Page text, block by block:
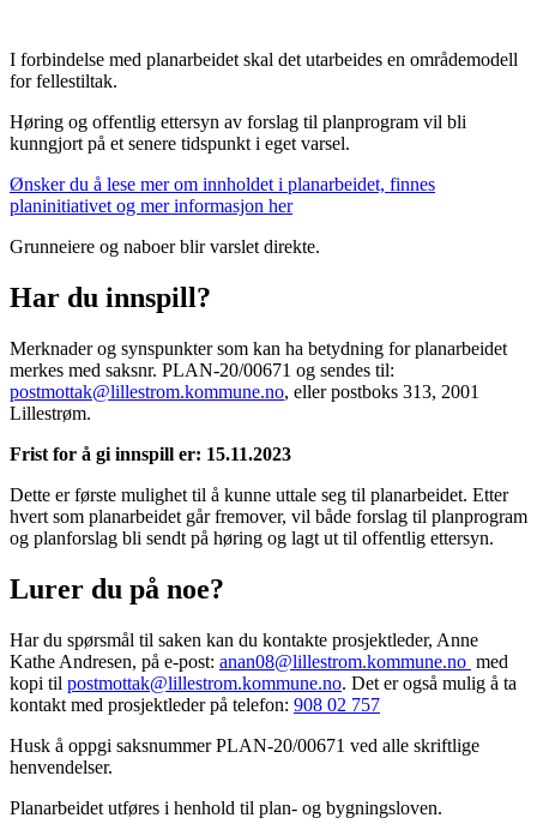
I forbindelse med planarbeidet skal det utarbeides en områdemodell
for fellestiltak.
Høring og offentlig ettersyn av forslag til planprogram vil bli
kunngjort på et senere tidspunkt i eget varsel.
Ønsker du å lese mer om innholdet i planarbeidet, finnes
planinitiativet og mer informasjon her
Grunneiere og naboer blir varslet direkte.
Har du innspill?
Merknader og synspunkter som kan ha betydning for planarbeidet
merkes med saksnr. PLAN-20/00671 og sendes til:
postmottak@lillestrom.kommune.no, eller postboks 313, 2001
Lillestrøm.
Frist for å gi innspill er: 15.11.2023
Dette er første mulighet til å kunne uttale seg til planarbeidet. Etter
hvert som planarbeidet går fremover, vil både forslag til planprogram
og planforslag bli sendt på høring og lagt ut til offentlig ettersyn.
Lurer du på noe?
Har du spørsmål til saken kan du kontakte prosjektleder, Anne
Kathe Andresen, på e-post: anan08@lillestrom.kommune.no med
kopi til postmottak@lillestrom.kommune.no. Det er også mulig å ta
kontakt med prosjektleder på telefon: 908 02 757
Husk å oppgi saksnummer PLAN-20/00671 ved alle skriftlige
henvendelser.
Planarbeidet utføres i henhold til plan- og bygningsloven.